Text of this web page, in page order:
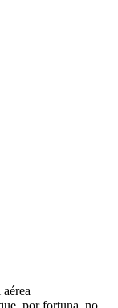
por fortuna, no